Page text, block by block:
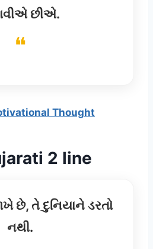
છીએ.
Thought
2 line
છે, તે દુનિયાને ડરતો
નથી.